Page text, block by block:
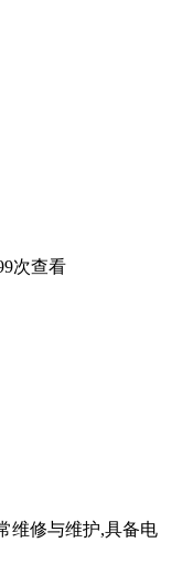
次查看
维修与维护,具备电